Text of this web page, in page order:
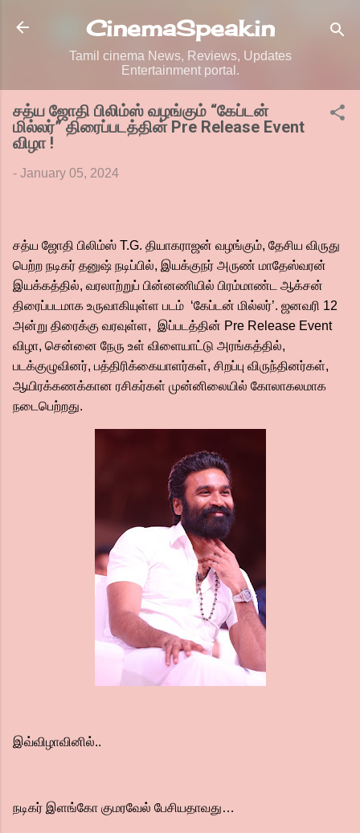
Skip to main content
CinemaSpeak.in
Tamil cinema News, Reviews, Updates
Entertainment portal.
சத்ய ஜோதி பிலிம்ஸ் வழங்கும் “கேப்டன்
மில்லர்” திரைப்படத்தின் Pre Release Event
விழா !
- January 05, 2024
சத்ய ஜோதி பிலிம்ஸ் T.G. தியாகராஜன் வழங்கும், தேசிய விருது
பெற்ற நடிகர் தனுஷ் நடிப்பில், இயக்குநர் அருண் மாதேஸ்வரன்
இயக்கத்தில், வரலாற்றுப் பின்னணியில் பிரம்மாண்ட ஆக்சன்
திரைப்படமாக உருவாகியுள்ள படம் ‘கேப்டன் மில்லர்’. ஜனவரி 12
அன்று திரைக்கு வரவுள்ள, இப்படத்தின் Pre Release Event
விழா, சென்னை நேரு உள் விளையாட்டு அரங்கத்தில்,
படக்குழுவினர், பத்திரிக்கையாளர்கள், சிறப்பு விருந்தினர்கள்,
ஆயிரக்கணக்கான ரசிகர்கள் முன்னிலையில் கோலாகலமாக
நடைபெற்றது.
இவ்விழாவினில்..
நடிகர் இளங்கோ குமரவேல் பேசியதாவது…